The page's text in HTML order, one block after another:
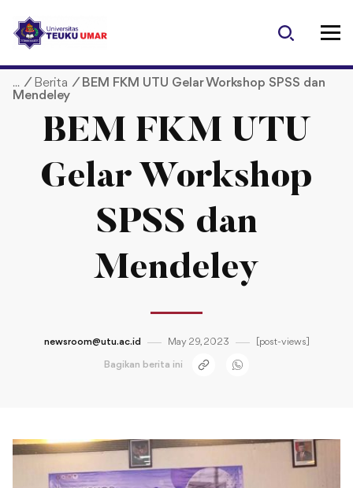
p
/ Berita / BEM FKM UTU Gelar Workshop SPSS dan
Mendeley
BEM FKM UTU
Gelar Workshop
SPSS dan
Mendeley
newsroom@utu.ac.id May 29, 2023 [post-views]
Bagikan berita ini